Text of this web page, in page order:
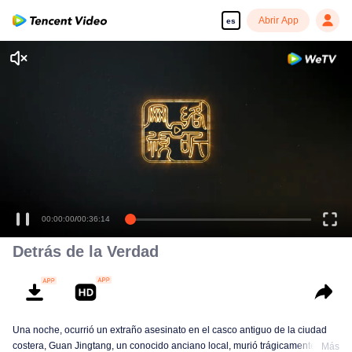
es Abrir App
Disfruta de series en alta definición y sin interrupciones
00:00:01/00:36:14
Detrás de la Verdad
Una noche, ocurrió un extraño asesinato en el casco antiguo de la ciudad
costera, Guan Jingtang, un conocido anciano local, murió trágicamente enMás